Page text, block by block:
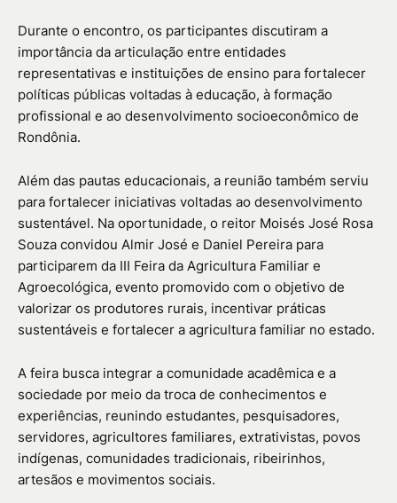
Durante o encontro, os participantes discutiram a
importância da articulação entre entidades
representativas e instituições de ensino para fortalecer
políticas públicas voltadas à educação, à formação
profissional e ao desenvolvimento socioeconômico de
Rondônia.
Além das pautas educacionais, a reunião também serviu
para fortalecer iniciativas voltadas ao desenvolvimento
sustentável. Na oportunidade, o reitor Moisés José Rosa
Souza convidou Almir José e Daniel Pereira para
participarem da III Feira da Agricultura Familiar e
Agroecológica, evento promovido com o objetivo de
valorizar os produtores rurais, incentivar práticas
sustentáveis e fortalecer a agricultura familiar no estado.
A feira busca integrar a comunidade acadêmica e a
sociedade por meio da troca de conhecimentos e
experiências, reunindo estudantes, pesquisadores,
servidores, agricultores familiares, extrativistas, povos
indígenas, comunidades tradicionais, ribeirinhos,
artesãos e movimentos sociais.